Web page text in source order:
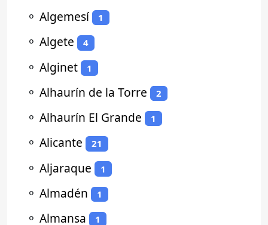
⚬ Algemesí 1
⚬ Algete 4
⚬ Alginet 1
⚬ Alhaurín de la Torre 2
⚬ Alhaurín El Grande 1
⚬ Alicante 21
⚬ Aljaraque 1
⚬ Almadén 1
⚬ Almansa 1